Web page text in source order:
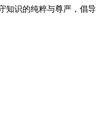
知识的纯粹与尊严，